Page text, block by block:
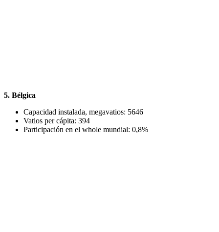
5. Bélgica
Capacidad instalada, megavatios: 5646
Vatios per cápita: 394
Participación en el whole mundial: 0,8%